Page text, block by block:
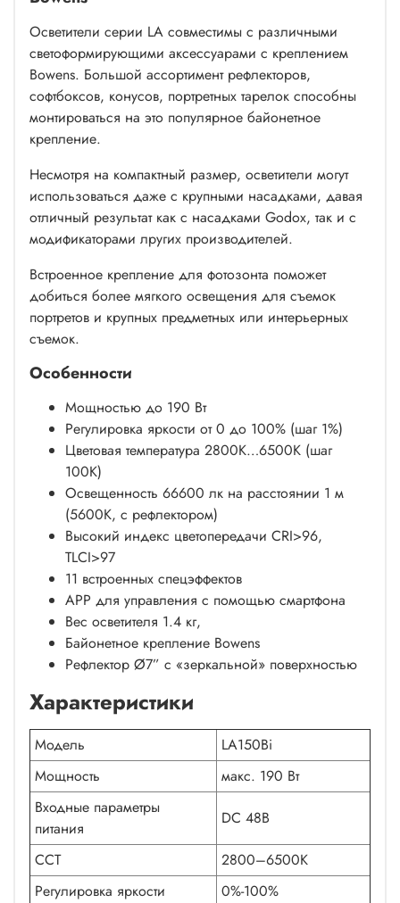
Осветители серии LA совместимы с различными
светоформирующими аксессуарами с креплением
Bowens. Большой ассортимент рефлекторов,
софтбоксов, конусов, портретных тарелок способны
монтироваться на это популярное байонетное
крепление.
Несмотря на компактный размер, осветители могут
использоваться даже с крупными насадками, давая
отличный результат как с насадками Godox, так и с
модификаторами лругих производителей.
Встроенное крепление для фотозонта поможет
добиться более мягкого освещения для съемок
портретов и крупных предметных или интерьерных
съемок.
Особенности
Мощностью до 190 Вт
Регулировка яркости от 0 до 100% (шаг 1%)
Цветовая температура 2800К…6500К (шаг
100К)
Освещенность 66600 лк на расстоянии 1 м
(5600K, с рефлектором)
Высокий индекс цветопередачи CRI>96,
TLCI>97
11 встроенных спецэффектов
APP для управления с помощью смартфона
Вес осветителя 1.4 кг,
Байонетное крепление Bowens
Рефлектор Ø7” с «зеркальной» поверхностью
Характеристики
Модель
LA150Bi
Мощность
макс. 190 Вт
Входные параметры
питания
DC 48В
CCT
2800–6500K
Регулировка яркости
0%-100%